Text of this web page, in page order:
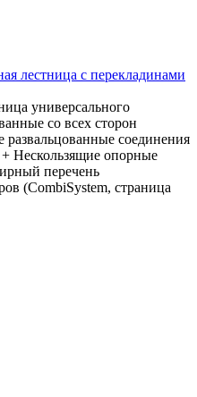
лестница с перекладинами
универсального
со всех сторон
соединения
Нескользящие опорные
перечень
(CombiSystem, страница